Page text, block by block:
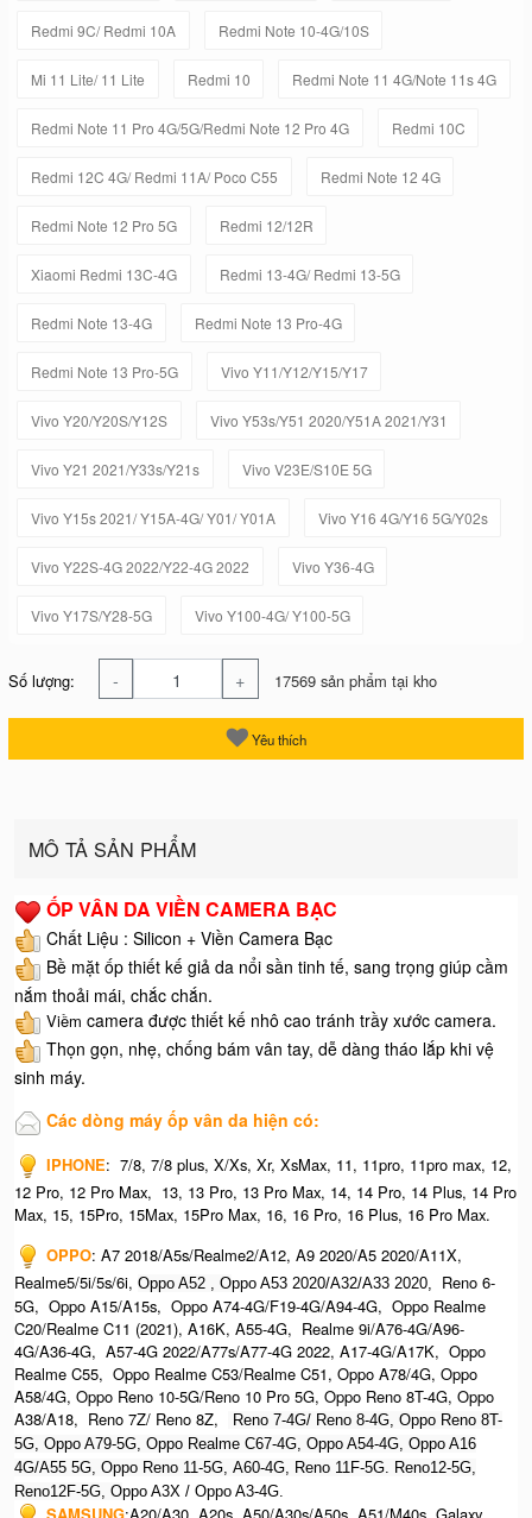
Redmi 9C/ Redmi 10A Redmi Note 10-4G/10S
Mi 11 Lite/ 11 Lite Redmi 10 Redmi Note 11 4G/Note 11s 4G
Redmi Note 11 Pro 4G/5G/Redmi Note 12 Pro 4G Redmi 10C
Redmi 12C 4G/ Redmi 11A/ Poco C55 Redmi Note 12 4G
Redmi Note 12 Pro 5G Redmi 12/12R
Xiaomi Redmi 13C-4G Redmi 13-4G/ Redmi 13-5G
Redmi Note 13-4G Redmi Note 13 Pro-4G
Redmi Note 13 Pro-5G Vivo Y11/Y12/Y15/Y17
Vivo Y20/Y20S/Y12S Vivo Y53s/Y51 2020/Y51A 2021/Y31
Vivo Y21 2021/Y33s/Y21s Vivo V23E/S10E 5G
Vivo Y15s 2021/ Y15A-4G/ Y01/ Y01A Vivo Y16 4G/Y16 5G/Y02s
Vivo Y22S-4G 2022/Y22-4G 2022 Vivo Y36-4G
Vivo Y17S/Y28-5G Vivo Y100-4G/ Y100-5G
Số lượng: - + 17569 sản phẩm tại kho
Yêu thích
MÔ TẢ SẢN PHẨM
ỐP VÂN DA VIỀN CAMERA BẠC
Chất Liệu : Silicon + Viền Camera Bạc
Bề mặt ốp thiết kế giả da nổi sần tinh tế, sang trọng giúp cầm
nắm thoải mái, chắc chắn.
Viềm camera được thiết kế nhô cao tránh trầy xước camera.
Thọn gọn, nhẹ, chống bám vân tay, dễ dàng tháo lắp khi vệ
sinh máy.
Các dòng máy ốp vân da hiện có:
IPHONE: 7/8, 7/8 plus, X/Xs, Xr, XsMax, 11, 11pro, 11pro max, 12,
12 Pro, 12 Pro Max, 13, 13 Pro, 13 Pro Max, 14, 14 Pro, 14 Plus, 14 Pro
Max, 15, 15Pro, 15Max, 15Pro Max, 16, 16 Pro, 16 Plus, 16 Pro Max.​
OPPO: A7 2018/A5s/Realme2/A12, A9 2020/A5 2020/A11X,
Realme5/5i/5s/6i, Oppo A52 , Oppo A53 2020/A32/A33 2020,
Reno 6-
5G, Oppo A15/A15s, Oppo A74-4G/F19-4G/A94-4G, Oppo Realme
C20/Realme C11 (2021), A16K, A55-4G, Realme 9i/A76-4G/A96-
4G/A36-4G, A57-4G 2022/A77s/A77-4G 2022, A17-4G/A17K, Oppo
Realme C55, Oppo Realme C53/Realme C51, Oppo A78/4G, Oppo
A58/4G, Oppo Reno 10-5G/Reno 10 Pro 5G, Oppo Reno 8T-4G, Oppo
A38/A18, Reno 7Z/ Reno 8Z,
Reno 7-4G/ Reno 8-4G, Oppo Reno 8T-
5G, Oppo A79-5G, Oppo Realme C67-4G, Oppo A54-4G, Oppo A16
4G/A55 5G, Oppo Reno 11-5G, A60-4G, Reno 11F-5G. Reno12-5G,
Reno12F-5G, Oppo A3X / Oppo A3-4G.